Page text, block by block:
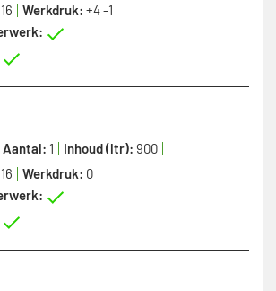
Werkdruk: +4 -1
Aantal: 1 Inhoud (ltr): 900
Werkdruk: 0